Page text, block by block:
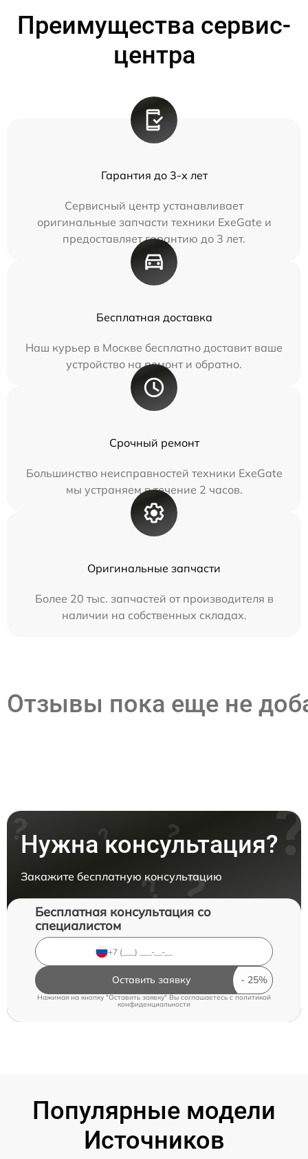
Преимущества сервис-
центра
Гарантия до 3-х лет
Сервисный центр устанавливает
оригинальные запчасти техники ExeGate и
предоставляет гарантию до 3 лет.
Бесплатная доставка
Наш курьер в Москве бесплатно доставит ваше
устройство на ремонт и обратно.
Срочный ремонт
Большинство неисправностей техники ExeGate
мы устраняем в течение 2 часов.
Оригинальные запчасти
Более 20 тыс. запчастей от производителя в
наличии на собственных складах.
Отзывы пока еще не
Нужна консультация?
Закажите бесплатную консультацию
Бесплатная консультация со
специалистом
Оставить заявку
Нажимая на кнопку "Оставить заявку" Вы соглашаетесь c политикой
конфиденциальности
Популярные модели
Источников